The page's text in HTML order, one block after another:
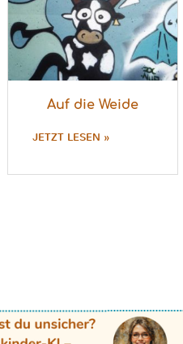
Auf die Weide
JETZT LESEN »